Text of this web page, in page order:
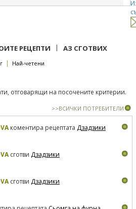
РЕЦЕПТИ | АЗ СГОТВИХ
| Най-четени
отговарящи на посочените критерии.
>>ВСИЧКИ ПОТРЕБИТЕЛИ
коментира рецептата Дзадзики
сготви Дзадзики
сготви Дзадзики